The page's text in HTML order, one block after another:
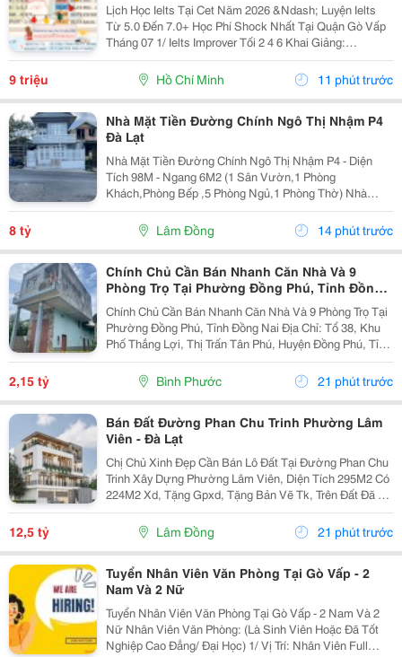
Lịch Học Ielts Tại Cet Năm 2026 &Ndash; Luyện Ielts
Từ 5.0 Đến 7.0+ Học Phí Shock Nhất Tại Quận Gò Vấp
Tháng 07 1/ Ielts Improver Tối 2 4 6 Khai Giảng:
13/07/2026 Khung Giờ: 18:00 Đến 21:00 Học Phí Ưu Đãi
5% Khi Đăng Ký 2/ Ielts...
9 triệu Hồ Chí Minh 11 phút trước
Nhà Mặt Tiền Đường Chính Ngô Thị Nhậm P4
Đà Lạt
Nhà Mặt Tiền Đường Chính Ngô Thị Nhậm P4 - Diện
Tích 98M - Ngang 6M2 (1 Sân Vườn,1 Phòng
Khách,Phòng Bếp ,5 Phòng Ngủ,1 Phòng Thờ) Nhà
Trống ,Sổ Sẳn Công Chứng Ngay Trong Ngày 1 Trệt ,1
Lầu ,1 Áp Mái ( Có Sân Đậu Xe Ôtô Trong Nhà ) -
Hướng...
8 tỷ Lâm Đồng 14 phút trước
Chính Chủ Cần Bán Nhanh Căn Nhà Và 9
Phòng Trọ Tại Phường Đồng Phú, Tỉnh Đồng
Nai
Chính Chủ Cần Bán Nhanh Căn Nhà Và 9 Phòng Trọ Tại
Phường Đồng Phú, Tỉnh Đồng Nai Địa Chỉ: Tổ 38, Khu
Phố Thắng Lợi, Thị Trấn Tân Phú, Huyện Đồng Phú, Tỉnh
Bình Phước Diện Tích: 250M2 (5X50M; Thổ Cư 50M2)
Giá Bán: 2 Tỷ 150 Triệu - Kết Cấu: 1 Căn...
2,15 tỷ Bình Phước 21 phút trước
Bán Đất Đường Phan Chu Trinh Phường Lâm
Viên - Đà Lạt
Chị Chủ Xinh Đẹp Cần Bán Lô Đất Tại Đường Phan Chu
Trinh Xây Dựng Phường Lâm Viên, Diện Tích 295M2 Có
224M2 Xd, Tặng Gpxd, Tặng Bản Vẽ Tk, Trên Đất Đã Ép
Cọc Giá 12.5Ty Liên Hệ 0917786186
12,5 tỷ Lâm Đồng 21 phút trước
Tuyển Nhân Viên Văn Phòng Tại Gò Vấp - 2
Nam Và 2 Nữ
Tuyển Nhân Viên Văn Phòng Tại Gò Vấp - 2 Nam Và 2
Nữ Nhân Viên Văn Phòng: (Là Sinh Viên Hoặc Đã Tốt
Nghiệp Cao Đẳng/ Đại Học) 1/ Vị Trí: Nhân Viên Full